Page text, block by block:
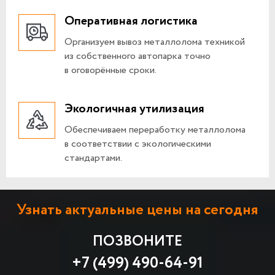
Оперативная логистика
Организуем вывоз металлолома техникой
из собственного автопарка точно
в оговорённые сроки.
Экологичная утилизация
Обеспечиваем переработку металлолома
в соответствии с экологическими
стандартами.
Узнать актуальные цены на сегодня
ПОЗВОНИТЕ
+7 (499) 490-64-91